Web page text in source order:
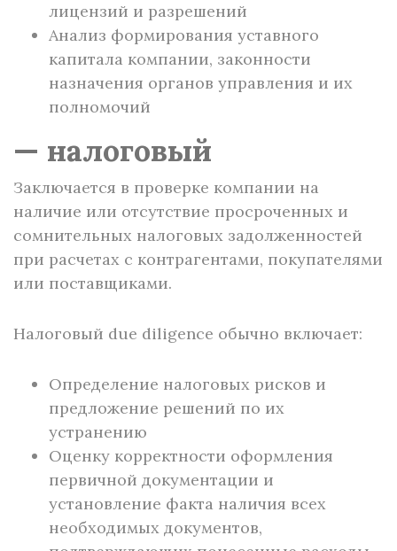
лицензий и разрешений
Анализ формирования уставного
капитала компании, законности
назначения органов управления и их
полномочий
— налоговый
Заключается в проверке компании на
наличие или отсутствие просроченных и
сомнительных налоговых задолженностей
при расчетах с контрагентами, покупателями
или поставщиками.
Налоговый due diligence обычно включает:
Определение налоговых рисков и
предложение решений по их
устранению
Оценку корректности оформления
первичной документации и
установление факта наличия всех
необходимых документов,